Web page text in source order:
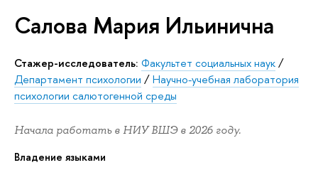
Салова Мария Ильинична
Стажер-исследователь: Факультет социальных наук/
Департамент психологии /Научно-учебная лаборатория
психологии салютогенной среды
Начала работать в НИУ ВШЭ в 2026 году.
Владение языками